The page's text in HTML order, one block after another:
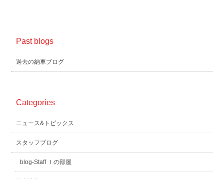
Past blogs
過去の納車ブログ
Categories
ニュース&トピックス
スタッフブログ
blog-Staff Ｉの部屋